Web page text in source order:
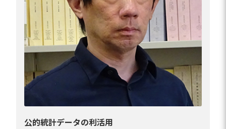
公的統計データの利活用